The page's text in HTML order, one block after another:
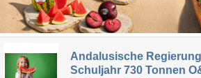
Andalusische
Schuljahr 730 Tonnen